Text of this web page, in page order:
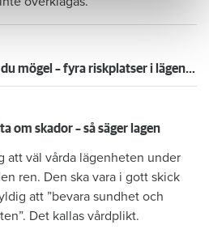
Så undviker du mögel – fyra riskplatser i lägenheten: ”Måste städa bort”
om skador – så säger lagen
att väl vårda lägenheten under
ren. Den ska vara i gott skick
att ”bevara sundhet och
Det kallas vårdplikt.